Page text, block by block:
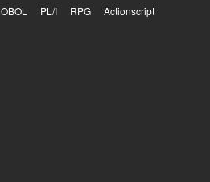
PL/I RPG
Actionscript